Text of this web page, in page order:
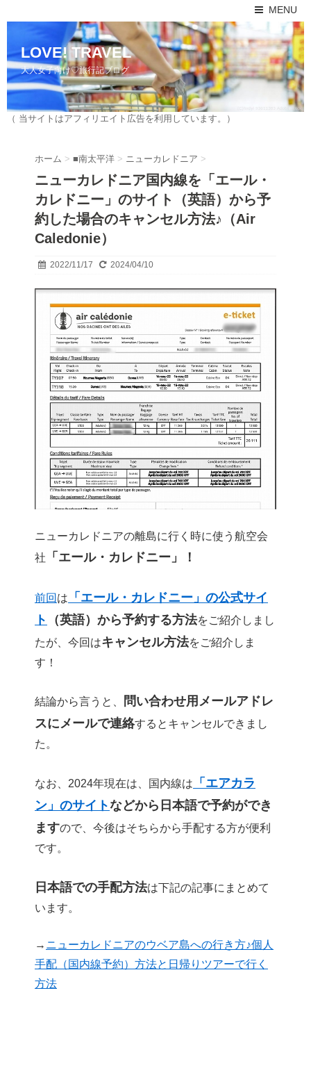
MENU
LOVE! TRAVEL
大人女子向け♡旅行記ブログ
（ 当サイトはアフィリエイト広告を利用しています。）
ホーム > ■南太平洋 > ニューカレドニア >
ニューカレドニア国内線を「エール・
カレドニー」のサイト（英語）から予
約した場合のキャンセル方法♪（Air
Caledonie）
2022/11/17 2024/04/10
ニューカレドニアの離島に行く時に使う航空会
社
「エール・カレドニー」！
前回 は
「エール・カレドニー」の公式サイ
ト
（英語）から予約する方法をご紹介しまし
たが、今回はキャンセル方法をご紹介しま
す！
結論から言うと、
問い合わせ用メールアドレ
スにメールで連絡するとキャンセルできまし
た。
なお、2024年現在は、国内線は
「エアカラ
ン」のサイトなどから日本語で予約ができ
ますので、今後はそちらから手配する方が便利
です。
日本語での手配方法は下記の記事にまとめて
います。
→ ニューカレドニアのウベア島への行き方♪個人
手配（国内線予約）方法と日帰りツアーで行く
方法